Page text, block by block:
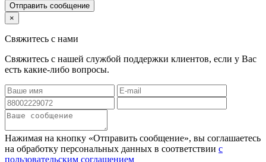
Отправить сообщение
×
Свяжитесь с нами
Свяжитесь с нашей службой поддержки клиентов, если у Вас
есть какие-либо вопросы.
Нажимая на кнопку «Отправить сообщение», вы соглашаетесь
на обработку персональных данных в соответствии с
пользовательским соглашением